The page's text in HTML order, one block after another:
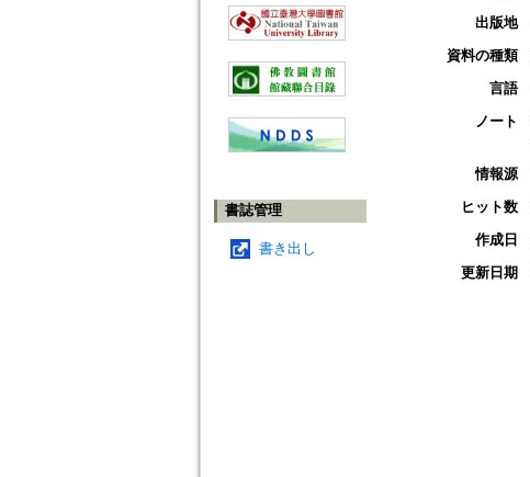
書誌管理
書き出し
出版地
資料の種類
言語
ノート
情報源
ヒット数
作成日
更新日期